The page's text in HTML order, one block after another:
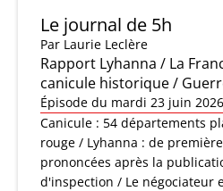
Le journal de 5h
Par Laurie Leclère
Rapport Lyhanna / La
canicule historique /
Épisode du mardi 23 juin 2026
Canicule : 54 départements
rouge / Lyhanna : de
prononcées après la
d'inspection / Le négociateur